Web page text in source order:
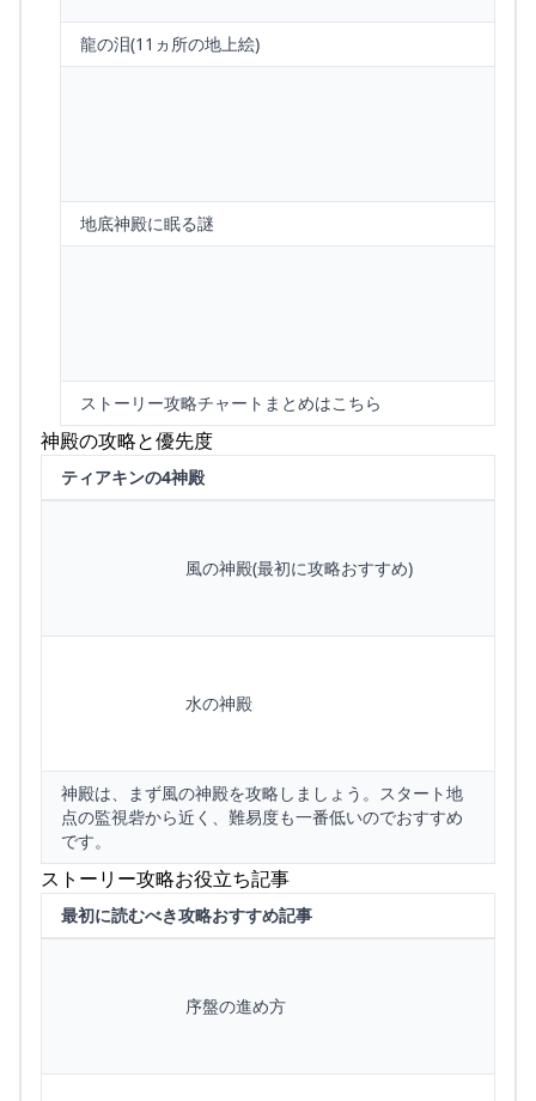
龍の泪(11ヵ所の地上絵)
地底神殿に眠る謎
ストーリー攻略チャートまとめはこちら
神殿の攻略と優先度
ティアキンの4神殿
風の神殿(最初に攻略おすすめ)
水の神殿
神殿は、まず風の神殿を攻略しましょう。スタート地
点の監視砦から近く、難易度も一番低いのでおすすめ
です。
ストーリー攻略お役立ち記事
最初に読むべき攻略おすすめ記事
序盤の進め方